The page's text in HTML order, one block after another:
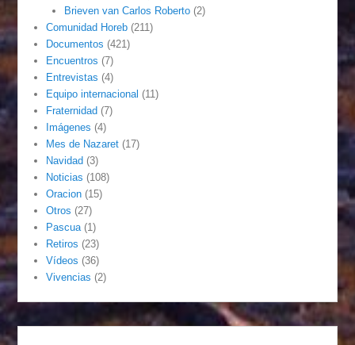
Brieven van Carlos Roberto(2)
Comunidad Horeb (211)
Documentos (421)
Encuentros (7)
Entrevistas (4)
Equipo internacional (11)
Fraternidad (7)
Imágenes (4)
Mes de Nazaret (17)
Navidad (3)
Noticias (108)
Oracion (15)
Otros (27)
Pascua (1)
Retiros (23)
Vídeos (36)
Vivencias (2)